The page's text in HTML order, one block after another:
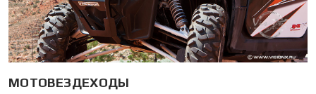
МОТОВЕЗДЕХОДЫ